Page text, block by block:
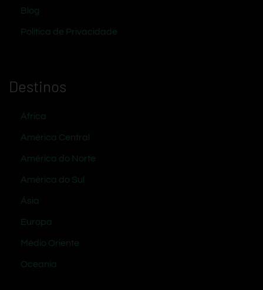
Blog
Política de Privacidade
Destinos
África
América Central
América do Norte
América do Sul
Ásia
Europa
Médio Oriente
Oceania